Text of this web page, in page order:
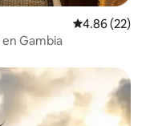
Calificación
4.86 (22)
en Gambia